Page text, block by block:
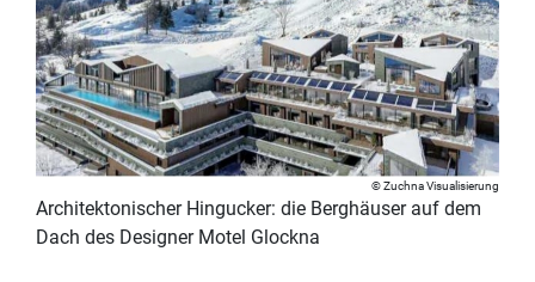
Zuchna Visualisierung
Architektonischer Hingucker: die Berghäuser auf dem
Dach des Designer Motel Glockna